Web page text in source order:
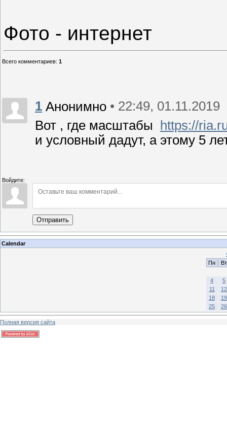
Фото - интернет
Всего комментариев: 1
1 Анонимно • 22:49, 01.11.2019
Вот , где масштабы https://
и условный дадут, а этому 5
Войдите:
Отправить
Calendar
Пн
Вт
4
5
11
12
18
19
25
26
Полная версия сайта